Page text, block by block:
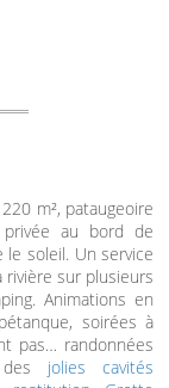
m², pataugeoire
au bord de
soleil. Un service
sur plusieurs
Animations en
soirées à
pas… randonnées
jolies cavités